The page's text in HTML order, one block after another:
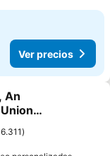
Ver precios
An
6.311